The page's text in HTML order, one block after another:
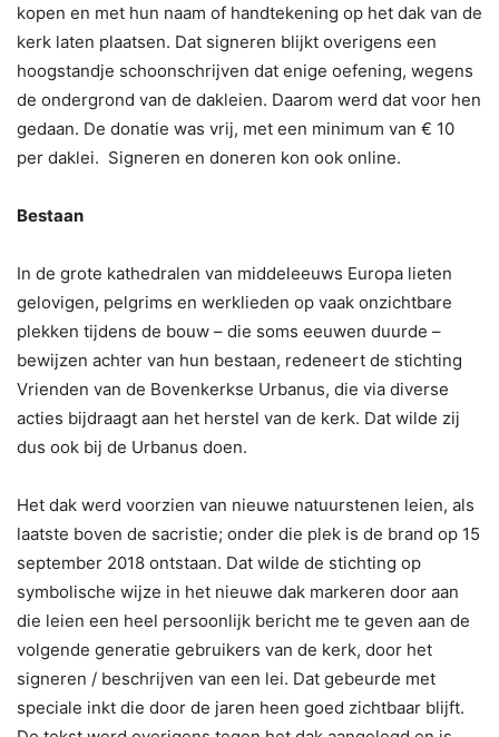
kopen en met hun naam of handtekening op het dak van de
kerk laten plaatsen. Dat signeren blijkt overigens een
hoogstandje schoonschrijven dat enige oefening, wegens
de ondergrond van de dakleien. Daarom werd dat voor hen
gedaan. De donatie was vrij, met een minimum van € 10
per daklei. Signeren en doneren kon ook online.
Bestaan
In de grote kathedralen van middeleeuws Europa lieten
gelovigen, pelgrims en werklieden op vaak onzichtbare
plekken tijdens de bouw – die soms eeuwen duurde –
bewijzen achter van hun bestaan, redeneert de stichting
Vrienden van de Bovenkerkse Urbanus, die via diverse
acties bijdraagt aan het herstel van de kerk. Dat wilde zij
dus ook bij de Urbanus doen.
Het dak werd voorzien van nieuwe natuurstenen leien, als
laatste boven de sacristie; onder die plek is de brand op 15
september 2018 ontstaan. Dat wilde de stichting op
symbolische wijze in het nieuwe dak markeren door aan
die leien een heel persoonlijk bericht me te geven aan de
volgende generatie gebruikers van de kerk, door het
signeren / beschrijven van een lei. Dat gebeurde met
speciale inkt die door de jaren heen goed zichtbaar blijft.